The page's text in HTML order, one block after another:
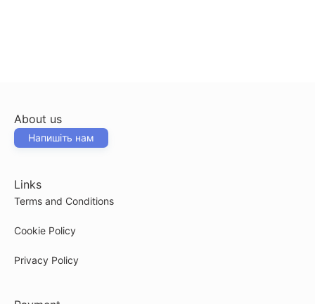
About us
Напишіть нам
Links
Terms and Conditions
Cookie Policy
Privacy Policy